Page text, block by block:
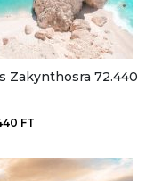
Zakynthosra 72.440
FT